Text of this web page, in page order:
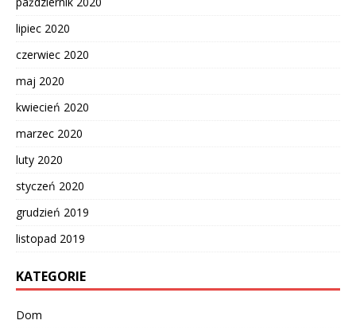
lipiec 2020
czerwiec 2020
maj 2020
kwiecień 2020
marzec 2020
luty 2020
styczeń 2020
grudzień 2019
listopad 2019
KATEGORIE
Dom